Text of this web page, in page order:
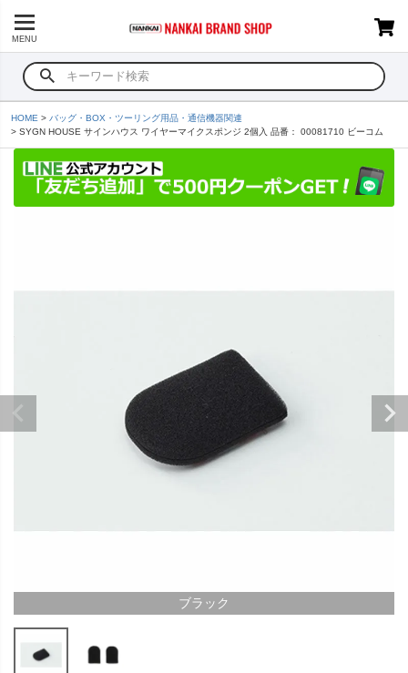
MENU
HOME
バッグ・BOX・ツーリング用品・通信機器関連
SYGN HOUSE サインハウス ワイヤーマイクスポンジ 2個入 品番： 00081710 ビーコム
ブラック